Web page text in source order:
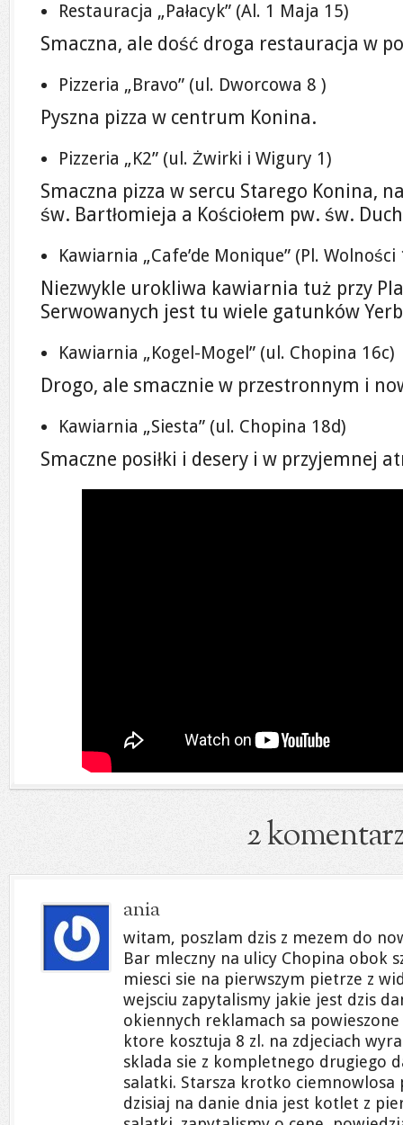
Restauracja „Pałacyk” (Al. 1 Maja 15)
Smaczna, ale dość droga restauracja w
Pizzeria „Bravo” (ul. Dworcowa 8 )
Pyszna pizza w centrum Konina.
Pizzeria „K2” (ul. Żwirki i Wigury 1)
Smaczna pizza w sercu Starego Konina,
św. Bartłomieja a Kościołem pw. św.
Kawiarnia „Cafe’de Monique” (Pl. Wolności
Niezwykle urokliwa kawiarnia tuż przy
Serwowanych jest tu wiele gatunków
Kawiarnia „Kogel-Mogel” (ul. Chopina 16c)
Drogo, ale smacznie w przestronnym i
Kawiarnia „Siesta” (ul. Chopina 18d)
Smaczne posiłki i desery i w przyjemnej
2
ania
witam, poszlam dzis z mezem do
Bar mleczny na ulicy Chopina obok
miesci sie na pierwszym pietrze z
wejsciu zapytalismy jakie jest dzis
okiennych reklamach sa
ktore kosztuja 8 zl. na zdjeciach
sklada sie z kompletnego drugiego
salatki. Starsza krotko
dzisiaj na danie dnia jest kotlet z